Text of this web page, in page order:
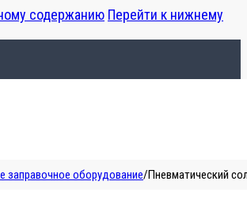
содержанию Перейти к нижнему
заправочное оборудование/Пневматический